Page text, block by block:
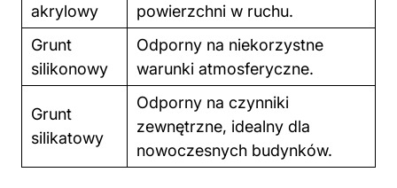
akrylowy
powierzchni w ruchu.
Grunt
silikonowy
Odporny na niekorzystne
warunki atmosferyczne.
Grunt
silikatowy
Odporny na czynniki
zewnętrzne, idealny dla
nowoczesnych budynków.